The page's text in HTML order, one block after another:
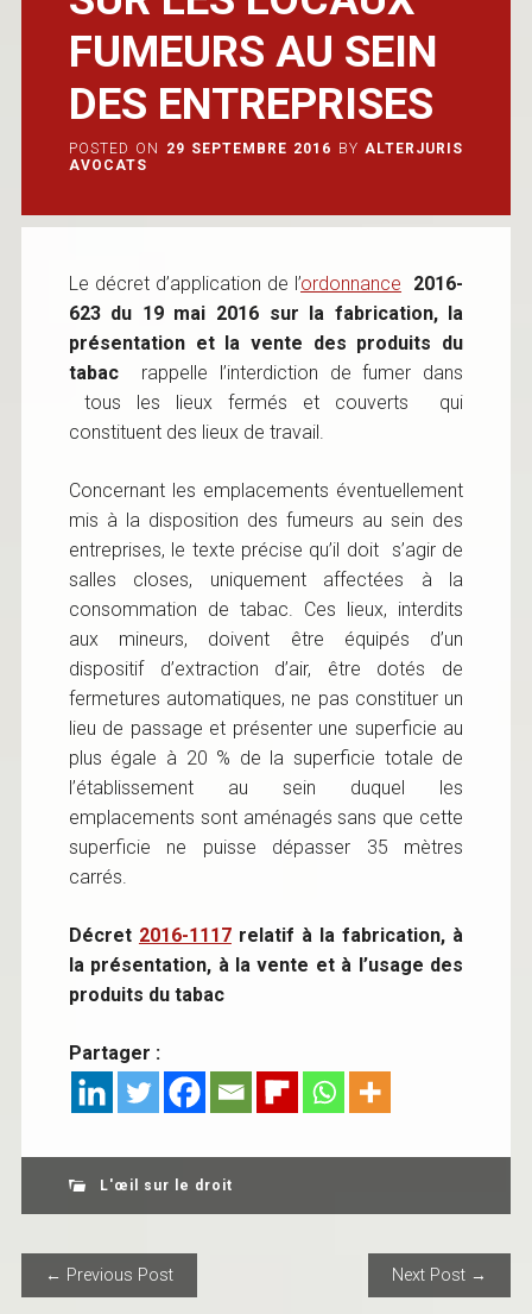
FUMEURS AU SEIN
DES ENTREPRISES
POSTED ON 29 SEPTEMBRE 2016 BY ALTERJURIS
AVOCATS
Le décret d’application de l’ordonnance
2016-
623 du 19 mai 2016 sur la fabrication, la
présentation et la vente des produits du
tabac
rappelle l’interdiction de fumer dans
tous les lieux fermés et couverts qui
constituent des lieux de travail.
Concernant les emplacements éventuellement
mis à la disposition des fumeurs au sein des
entreprises, le texte précise qu’il doit s’agir de
salles closes, uniquement affectées à la
consommation de tabac. Ces lieux, interdits
aux mineurs, doivent être équipés d’un
dispositif d’extraction d’air, être dotés de
fermetures automatiques, ne pas constituer un
lieu de passage et présenter une superficie au
plus égale à 20 % de la superficie totale de
l’établissement au sein duquel les
emplacements sont aménagés sans que cette
superficie ne puisse dépasser 35 mètres
carrés.
Décret 2016-1117 relatif à la fabrication, à
la présentation, à la vente et à l’usage des
produits du tabac
Partager :
L'œil sur le droit
POST NAVIGATION
← Previous Post Next Post →